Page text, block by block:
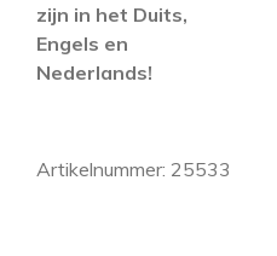
zijn in het Duits,
Engels en
Nederlands!
Artikelnummer: 25533